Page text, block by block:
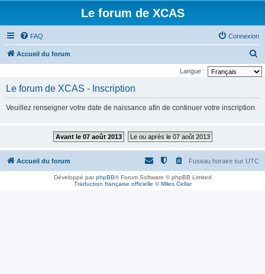
Le forum de XCAS
FAQ Connexion
Accueil du forum
e
h
Langue :
Le forum de XCAS - Inscription
Veuillez renseigner votre date de naissance afin de continuer votre inscription.
Avant le 07 août 2013 Le ou après le 07 août 2013
Accueil du forum Fuseau horaire sur UTC
Développé parphpBB® Forum Software © phpBB Limited
Traduction française officielle ©Miles Cellar